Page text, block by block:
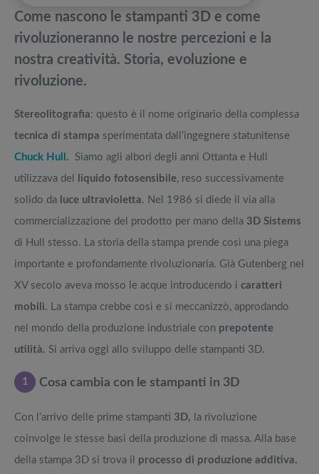
Stampante per iPhone e Android: stampanti foto portatili, le novità
Offerte robot aspirapolvere da non perdere nella Black Friday Week
Come nascono le stampanti 3D e come
rivoluzioneranno le nostre percezioni e la
nostra creatività. Storia, evoluzione e
rivoluzione.
Stereolitografia: questo è il nome originario della complessa
tecnica di stampa sperimentata dall’ingegnere statunitense
Chuck Hull . Siamo agli albori degli anni Ottanta e Hull
utilizzava del
liquido fotosensibile, reso successivamente
solido da luce ultravioletta. Nel 1986 si diede il via alla
commercializzazione del prodotto per mano della 3D Sistems
di Hull stesso. La storia della stampa prende così una piega
importante e profondamente rivoluzionaria. Già Gutenberg nel
XV secolo aveva mosso le acque introducendo i caratteri
mobili. La stampa crebbe così e si meccanizzò, approdando
nel mondo della produzione industriale con prepotente
utilità. Si arriva oggi allo sviluppo delle stampanti 3D.
1 Cosa cambia con le stampanti in 3D
Con l’arrivo delle prime stampanti 3D, la rivoluzione
coinvolge le stesse basi della produzione di massa. Alla base
della stampa 3D si trova il processo di produzione additiva.